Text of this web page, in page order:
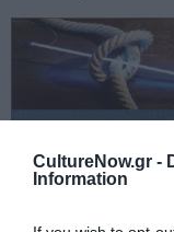
CultureNow.gr -
Information